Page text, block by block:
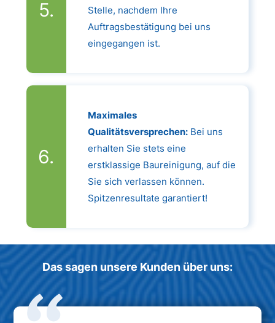
Stelle, nachdem Ihre
Auftragsbestätigung bei uns
eingegangen ist.
Maximales
Qualitätsversprechen:Bei uns
erhalten Sie stets eine
erstklassige Baureinigung, auf die
Sie sich verlassen können.
Spitzenresultate garantiert!
Das sagen unsere Kunden über uns: